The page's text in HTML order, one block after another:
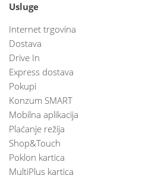
Usluge
Internet trgovina
Dostava
Drive In
Express dostava
Pokupi
Konzum SMART
Mobilna aplikacija
Plaćanje režija
Shop&Touch
Poklon kartica
MultiPlus kartica